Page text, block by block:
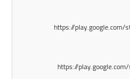
دروس
https://play.google.com/
https://